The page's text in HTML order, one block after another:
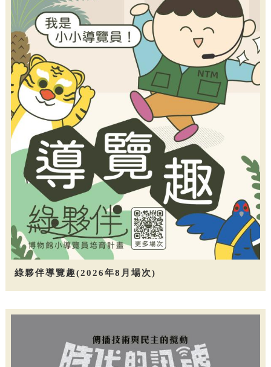
綠夥伴導覽趣(2026年8月場次)